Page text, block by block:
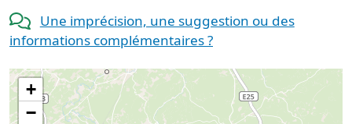
Une imprécision, une suggestion ou des
informations complémentaires ?
+
−